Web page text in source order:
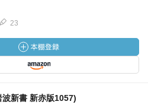
23
新書 新赤版1057)